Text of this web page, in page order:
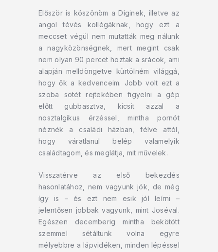
Először is köszönöm a Diginek, illetve az
angol tévés kollégáknak, hogy ezt a
meccset végül nem mutatták meg nálunk
a nagyközönségnek, mert megint csak
nem olyan 90 percet hoztak a srácok, ami
alapján melldöngetve kürtölném világgá,
hogy ők a kedvenceim. Jobb volt ezt a
szoba sötét rejtekében figyelni a gép
előtt gubbasztva, kicsit azzal a
nosztalgikus érzéssel, mintha pornót
néznék a családi házban, félve attól,
hogy váratlanul belép valamelyik
családtagom, és meglátja, mit művelek.
Visszatérve az első bekezdés
hasonlatához, nem vagyunk jók, de még
így is – és ezt nem esik jól leírni –
jelentősen jobbak vagyunk, mint Joséval.
Egészen decemberig mintha bekötött
szemmel sétáltunk volna egyre
mélyebbre a lápvidéken, minden lépéssel